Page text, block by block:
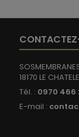
18170 LE
Tél. : 0970 466
E-mail :